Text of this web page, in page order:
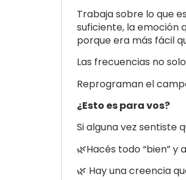
Trabaja sobre lo que
suficiente, la emoción
porque era más fácil
Las frecuencias no
Reprograman el
¿Esto es para vos?
Si alguna vez sentiste
🌿Hacés todo “bien” y
🌿 Hay una creencia